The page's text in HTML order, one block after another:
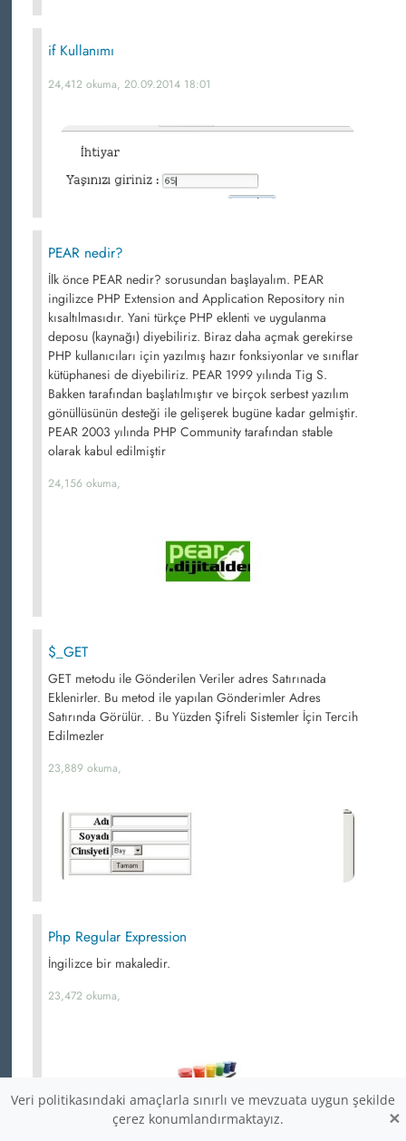
if Kullanımı
24,412 okuma, 20.09.2014 18:01
PEAR nedir?
İlk önce PEAR nedir? sorusundan başlayalım. PEAR
ingilizce PHP Extension and Application Repository nin
kısaltılmasıdır. Yani türkçe PHP eklenti ve uygulanma
deposu (kaynağı) diyebiliriz. Biraz daha açmak gerekirse
PHP kullanıcıları için yazılmış hazır fonksiyonlar ve sınıflar
kütüphanesi de diyebiliriz. PEAR 1999 yılında Tig S.
Bakken tarafından başlatılmıştır ve birçok serbest yazılım
gönüllüsünün desteği ile gelişerek bugüne kadar gelmiştir.
PEAR 2003 yılında PHP Community tarafından stable
olarak kabul edilmiştir
24,156 okuma,
$_GET
GET metodu ile Gönderilen Veriler adres Satırınada
Eklenirler. Bu metod ile yapılan Gönderimler Adres
Satırında Görülür. . Bu Yüzden Şifreli Sistemler İçin Tercih
Edilmezler
23,889 okuma,
Php Regular Expression
İngilizce bir makaledir.
23,472 okuma,
Veri politikasındaki amaçlarla sınırlı ve mevzuata uygun şekilde
çerez konumlandırmaktayız.
×